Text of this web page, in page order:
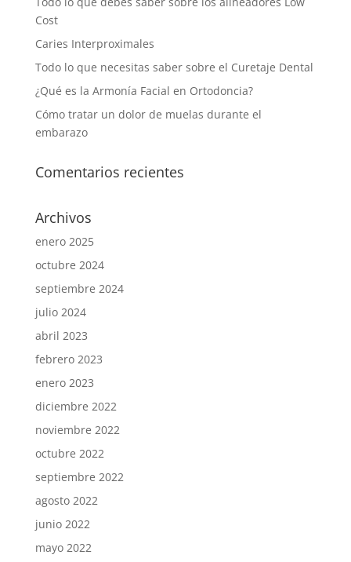
Cost
Caries Interproximales
Todo lo que necesitas saber sobre el Curetaje Dental
¿Qué es la Armonía Facial en Ortodoncia?
Cómo tratar un dolor de muelas durante el
embarazo
Comentarios recientes
Archivos
enero 2025
octubre 2024
septiembre 2024
julio 2024
abril 2023
febrero 2023
enero 2023
diciembre 2022
noviembre 2022
octubre 2022
septiembre 2022
agosto 2022
junio 2022
mayo 2022